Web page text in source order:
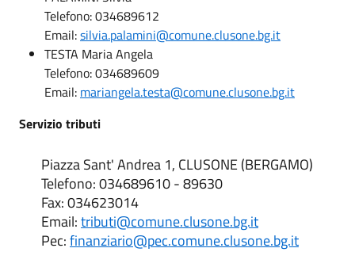
Telefono: 034689612
Email:silvia.palamini@comune.clusone.bg.it
TESTA Maria Angela
Telefono: 034689609
Email: mariangela.testa@comune.clusone.bg.it
Servizio tributi
Piazza Sant' Andrea 1, CLUSONE (BERGAMO)
Telefono: 034689610 - 89630
Fax: 034623014
Email:tributi@comune.clusone.bg.it
Pec:finanziario@pec.comune.clusone.bg.it